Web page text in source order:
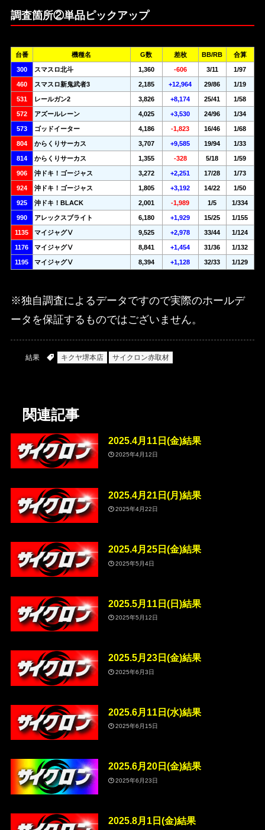
調査箇所②単品ピックアップ
台番 機種名 G数 差枚 BB/RB 合算
300 スマスロ北斗 1,360 -606 3/11 1/97
460 スマスロ新鬼武者3 2,185 +12,964 29/86 1/19
531 レールガン2 3,826 +8,174 25/41 1/58
572 アズールレーン 4,025 +3,530 24/96 1/34
573 ゴッドイーター 4,186 -1,823 16/46 1/68
804 からくりサーカス 3,707 +9,585 19/94 1/33
814 からくりサーカス 1,355 -328 5/18 1/59
906 沖ドキ！ゴージャス 3,272 +2,251 17/28 1/73
924 沖ドキ！ゴージャス 1,805 +3,192 14/22 1/50
925 沖ドキ！BLACK 2,001 -1,989 1/5 1/334
990 アレックスブライト 6,180 +1,929 15/25 1/155
1135 マイジャグⅤ 9,525 +2,978 33/44 1/124
1176 マイジャグⅤ 8,841 +1,454 31/36 1/132
1195 マイジャグⅤ 8,394 +1,128 32/33 1/129
※独自調査によるデータですので実際のホールデ
ータを保証するものではございません。
結果 キクヤ堺本店 サイクロン赤取材
関連記事
2025.4月11日(金)結果
2025年4月12日
2025.4月21日(月)結果
2025年4月22日
2025.4月25日(金)結果
2025年5月4日
2025.5月11日(日)結果
2025年5月12日
2025.5月23日(金)結果
2025年6月3日
2025.6月11日(水)結果
2025年6月15日
2025.6月20日(金)結果
2025年6月23日
2025.8月1日(金)結果